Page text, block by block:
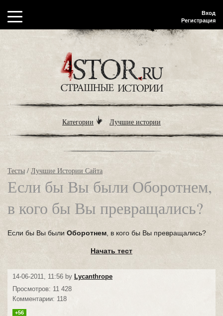
Вход
Регистрация
Категории Лучшие истории
Тесты / Лучшие Истории Сайта
Если бы Вы были Оборотнем,
в кого бы Вы превращались?
Если бы Вы были Оборотнем , в кого бы Вы превращались?
Начать тест
14-06-2011, 11:56 by Lycanthrope
Просмотров: 11 428
Комментарии: 118
+56